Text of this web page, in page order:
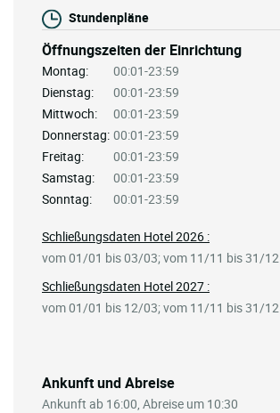
Stundenpläne
Öffnungszeiten der Einrichtung
Montag:
00:01-23:59
Dienstag:
00:01-23:59
Mittwoch:
00:01-23:59
Donnerstag: 00:01-23:59
Freitag:
00:01-23:59
Samstag:
00:01-23:59
Sonntag:
00:01-23:59
Ankunft und Abreise
Ankunft ab 16:00, Abreise um 10:30
Schließungsdaten Hotel 2026 :
vom 01/01 bis 03/03; vom 11/11 bis 31/12
Schließungsdaten Hotel 2027 :
vom 01/01 bis 12/03; vom 11/11 bis 31/12